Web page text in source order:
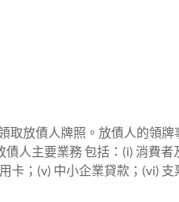
取放債人牌照。放債人的領
人主要業務 包括：(i) 消費者
卡；(v) 中小企業貸款；(vi)